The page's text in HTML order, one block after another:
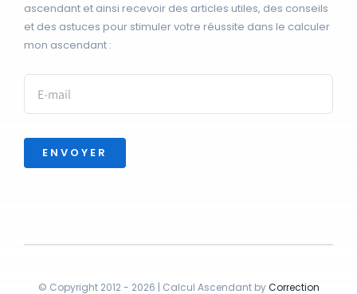
ascendant et ainsi recevoir des articles utiles, des conseils
et des astuces pour stimuler votre réussite dans le calculer
mon ascendant :
ENVOYER
© Copyright 2012 - 2026 | Calcul Ascendant byCorrection